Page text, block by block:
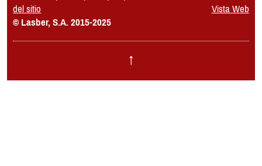
del sitio
© Lasber, S.A. 2015-2025
Vista Web
↑